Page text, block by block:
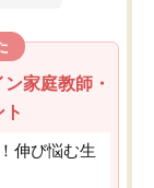
家庭教師・
伸び悩む生